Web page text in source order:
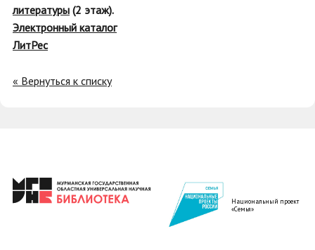
литературы (2 этаж).
Электронный каталог
ЛитРес
« Вернуться к списку
Национальный проект
«Семья»